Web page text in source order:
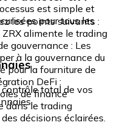
est simple et
pour tous les
les points suivants :
alimente le trading
gouvernance : Les
à la gouvernance du
pour la fourniture de
DeFi :
de finance
dans le trading
décisions éclairées.
total de vos